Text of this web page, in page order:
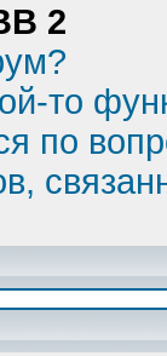
2
то
по